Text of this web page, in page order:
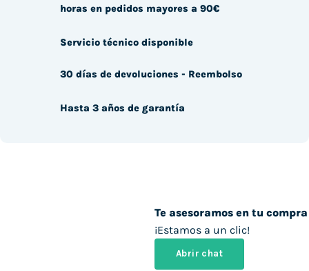
Te asesoramos en tu compra
¡Estamos a un clic!
Abrir chat
horas en pedidos mayores a 90€
Servicio técnico disponible
30 días de devoluciones - Reembolso
Hasta 3 años de garantía